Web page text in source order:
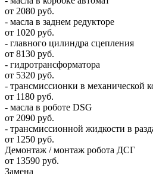
от 2080 руб.
- масла в заднем редукторе
от 1020 руб.
- главного цилиндра сцепления
от 8130 руб.
- гидротрансформатора
от 5320 руб.
- трансмиссионки в механической
от 1180 руб.
- масла в роботе DSG
от 2090 руб.
- трансмиссионной жидкости в
от 1250 руб.
Демонтаж / монтаж робота ДСГ
от 13590 руб.
Замена